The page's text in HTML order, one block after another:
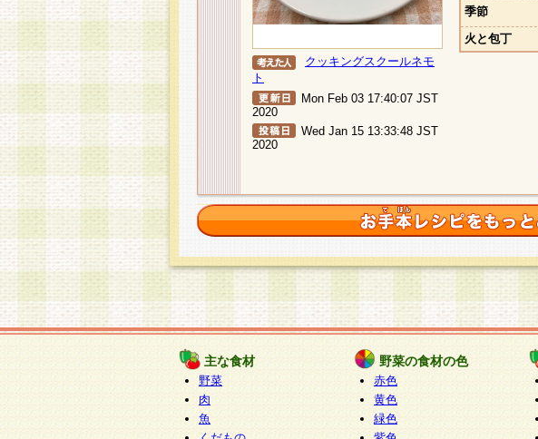
クッキングスクールネモ
ト
Mon Feb 03 17:40:07 JST
2020
Wed Jan 15 13:33:48 JST
2020
季節
火と包丁
主な食材
野菜
肉
魚
野菜の食材の色
赤色
黄色
緑色